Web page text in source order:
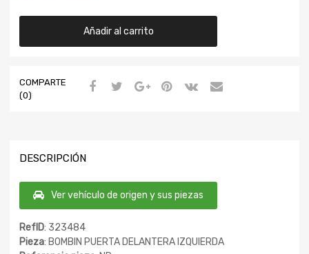
Añadir al carrito
COMPARTE
(0)
DESCRIPCIÓN
Ver vehículo de origen y sus piezas
RefID: 323484
Pieza: BOMBIN PUERTA DELANTERA IZQUIERDA